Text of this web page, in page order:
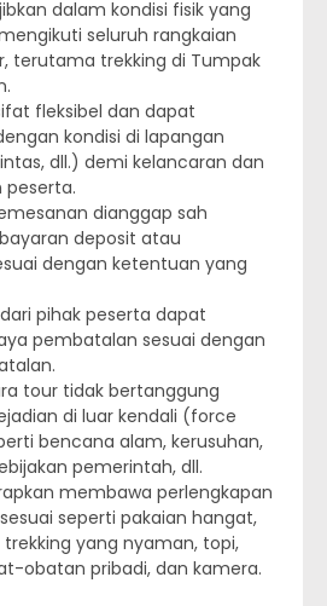
dalam kondisi fisik yang
seluruh rangkaian
terutama trekking di Tumpak
fleksibel dan dapat
kondisi di lapangan
dll.) demi kelancaran dan
peserta.
dianggap sah
deposit atau
dengan ketentuan yang
pihak peserta dapat
pembatalan sesuai dengan
tour tidak bertanggung
di luar kendali (force
bencana alam, kerusuhan,
pemerintah, dll.
membawa perlengkapan
seperti pakaian hangat,
yang nyaman, topi,
obatan pribadi, dan kamera.